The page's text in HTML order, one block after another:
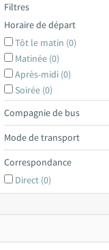
Filtres
Horaire de départ
Tôt le matin (0)
Matinée (0)
Après-midi (0)
Soirée (0)
Compagnie de bus
Mode de transport
Correspondance
Direct (0)